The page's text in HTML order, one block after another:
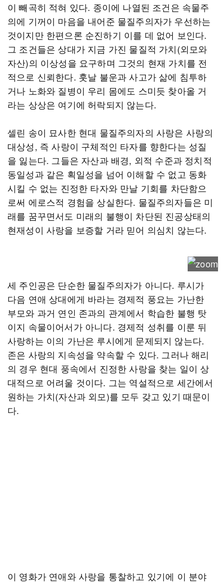
이 빼곡히 적혀 있다. 종이에 나열된 조건은 속물주
의에 기꺼이 마음을 내어준 물질주의자가 우선하는
것이지만 한편으론 순진하기 이를 데 없어 보인다.
그 조건들은 상대가 지금 가진 물질적 가치(외모와
자산)의 이상성을 요구하며 그것의 현재 가치를 전
적으로 신뢰한다. 훗날 불운과 사고가 삶에 침투하
거나 노화와 질병이 우리 몸에도 스미듯 찾아올 거
라는 상상은 여기에 허락되지 않는다.
셀린 송이 묘사한 현대 물질주의자의 사랑은 사랑의
대상성, 즉 사랑이 구체적인 타자를 향한다는 성질
을 잃는다. 그들은 자산과 배경, 외적 수준과 정치적
동일성과 같은 획일성을 넘어 이해할 수 없고 동화
시킬 수 없는 진정한 타자와 만날 기회를 차단함으
로써 에로스적 경험을 상실한다. 물질주의자들은 미
래를 꿈꾸면서도 미래의 불행이 차단된 진공상태의
현재성이 사랑을 보증할 거라 믿어 의심치 않는다.
세 주인공은 단순한 물질주의자가 아니다. 루시가
다음 연애 상대에게 바라는 경제적 풍요는 가난한
부모와 과거 연인 존과의 관계에서 학습한 불행 탓
이지 속물이어서가 아니다. 경제적 성취를 이룬 뒤
사랑하는 이의 가난은 루시에게 문제되지 않는다.
존은 사랑의 지속성을 약속할 수 있다. 그러나 해리
의 경우 현대 풍속에서 진정한 사랑을 찾는 일이 상
대적으로 어려울 것이다. 그는 역설적으로 세간에서
원하는 가치(자산과 외모)를 모두 갖고 있기 때문이
다.
이 영화가 연애와 사랑을 통찰하고 있기에 이 분야